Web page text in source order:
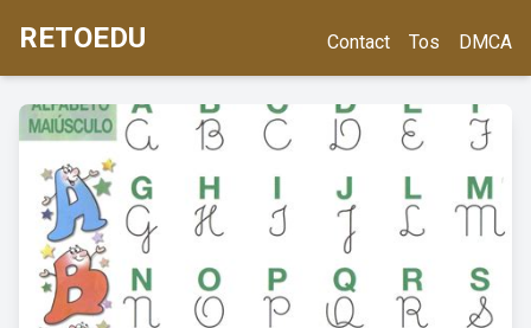
RETOEDU Contact Tos DMCA